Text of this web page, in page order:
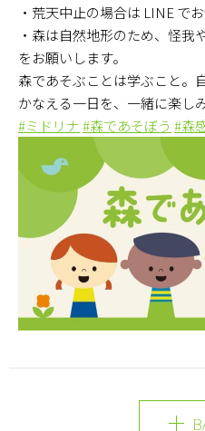
・荒天中止の場合は LINE で
・森は自然地形のため、怪我
をお願いします。
森であそぶことは学ぶこと。
かなえる一日を、一緒に楽し
#ミドリナ#森であそぼう #森